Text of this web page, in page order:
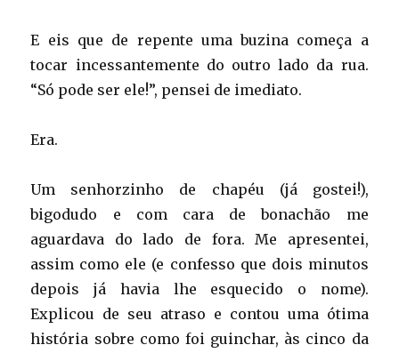
E eis que de repente uma buzina começa a
tocar incessantemente do outro lado da rua.
“Só pode ser ele!”, pensei de imediato.
Era.
Um senhorzinho de chapéu (já gostei!),
bigodudo e com cara de bonachão me
aguardava do lado de fora. Me apresentei,
assim como ele (e confesso que dois minutos
depois já havia lhe esquecido o nome).
Explicou de seu atraso e contou uma ótima
história sobre como foi guinchar, às cinco da